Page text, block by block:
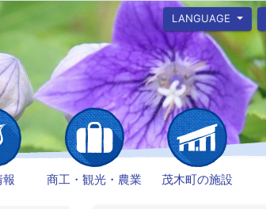
LANGUAGE
報 商工・観光・農業 茂木町の施設